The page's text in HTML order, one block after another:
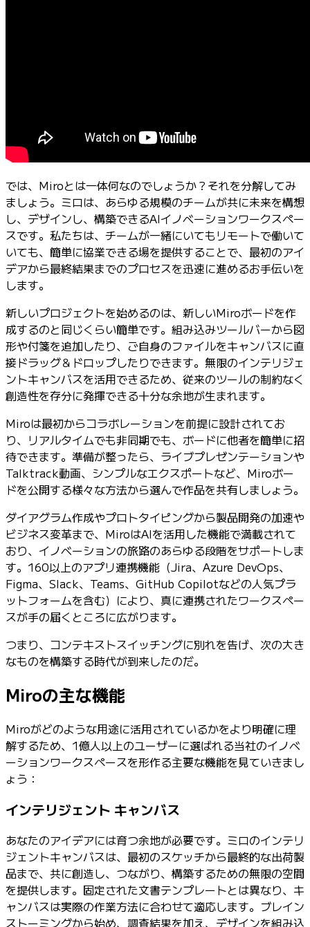
では、Miroとは一体何なのでしょうか？それを分解してみ
ましょう。ミロは、あらゆる規模のチームが共に未来を構想
し、デザインし、構築できるAIイノベーションワークスペー
スです。私たちは、チームが一緒にいてもリモートで働いて
いても、簡単に協業できる場を提供することで、最初のアイ
デアから最終結果までのプロセスを迅速に進めるお手伝いを
します。
新しいプロジェクトを始めるのは、新しいMiroボードを作
成するのと同じくらい簡単です。組み込みツールバーから図
形や付箋を追加したり、ご自身のファイルをキャンバスに直
接ドラッグ＆ドロップしたりできます。無限のインテリジェ
ントキャンバスを活用できるため、従来のツールの制約なく
創造性を存分に発揮できる十分な余地が生まれます。
Miroは最初からコラボレーションを前提に設計されてお
り、リアルタイムでも非同期でも、ボードに他者を簡単に招
待できます。準備が整ったら、ライブプレゼンテーションや
Talktrack動画、シンプルなエクスポートなど、Miroボー
ドを公開する様々な方法から選んで作品を共有しましょう。
ダイアグラム作成やプロトタイピングから製品開発の加速や
ビジネス変革まで、MiroはAIを活用した機能で満載されて
おり、イノベーションの旅路のあらゆる段階をサポートしま
す。160以上のアプリ連携機能（Jira、Azure DevOps、
Figma、Slack、Teams、GitHub Copilotなどの人気プラ
ットフォームを含む）により、真に連携されたワークスペー
スが手の届くところに広がります。
つまり、コンテキストスイッチングに別れを告げ、次の大き
なものを構築する時代が到来したのだ。
Miroの主な機能
Miroがどのような用途に活用されているかをより明確に理
解するため、1億人以上のユーザーに選ばれる当社のイノベ
ーションワークスペースを形作る主要な機能を見ていきまし
ょう：
インテリジェント キャンバス
あなたのアイデアには育つ余地が必要です。ミロのインテリ
ジェントキャンバスは、最初のスケッチから最終的な出荷製
品まで、共に創造し、つながり、構築するための無限の空間
を提供します。固定された文書テンプレートとは異なり、キ
ャンバスは実際の作業方法に合わせて適応します。ブレイン
ストーミングから始め、調査結果を加え、デザインを組み込